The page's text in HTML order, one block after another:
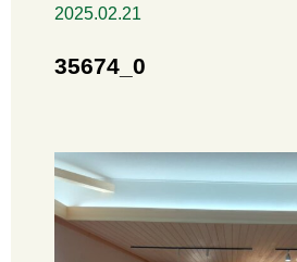
2025.02.21
35674_0